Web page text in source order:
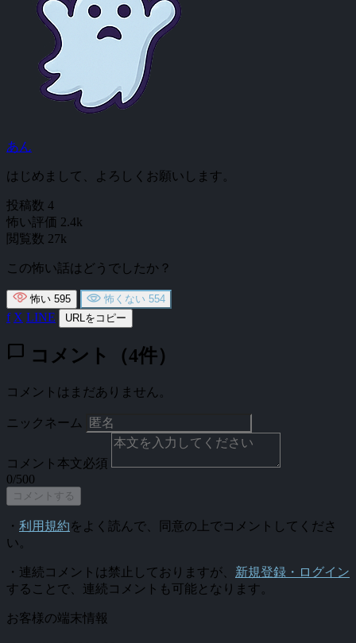
あん
はじめまして、よろしくお願いします。
投稿数 4
怖い評価 2.4k
閲覧数 27k
この怖い話はどうでしたか？
怖い 595 怖くない 554
f X LINE URLをコピー
chat_bubble コメント（4件）
コメントはまだありません。
ニックネーム
コメント本文必須
0/500
コメントする
・ 利用規約をよく読んで、同意の上でコメントしてくださ
い。
・連続コメントは禁止しておりますが、 新規登録・ログイン
することで、連続コメントも可能となります。
お客様の端末情報